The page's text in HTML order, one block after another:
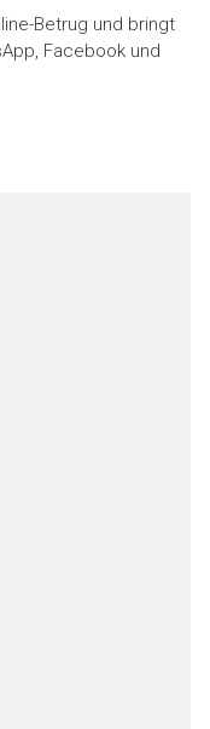
Betrug und bringt
Facebook und